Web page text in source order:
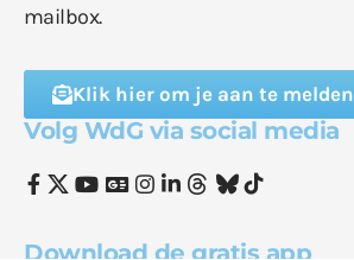
mailbox.
Klik hier om je aan te melden
Volg WdG via social media
Download de gratis app